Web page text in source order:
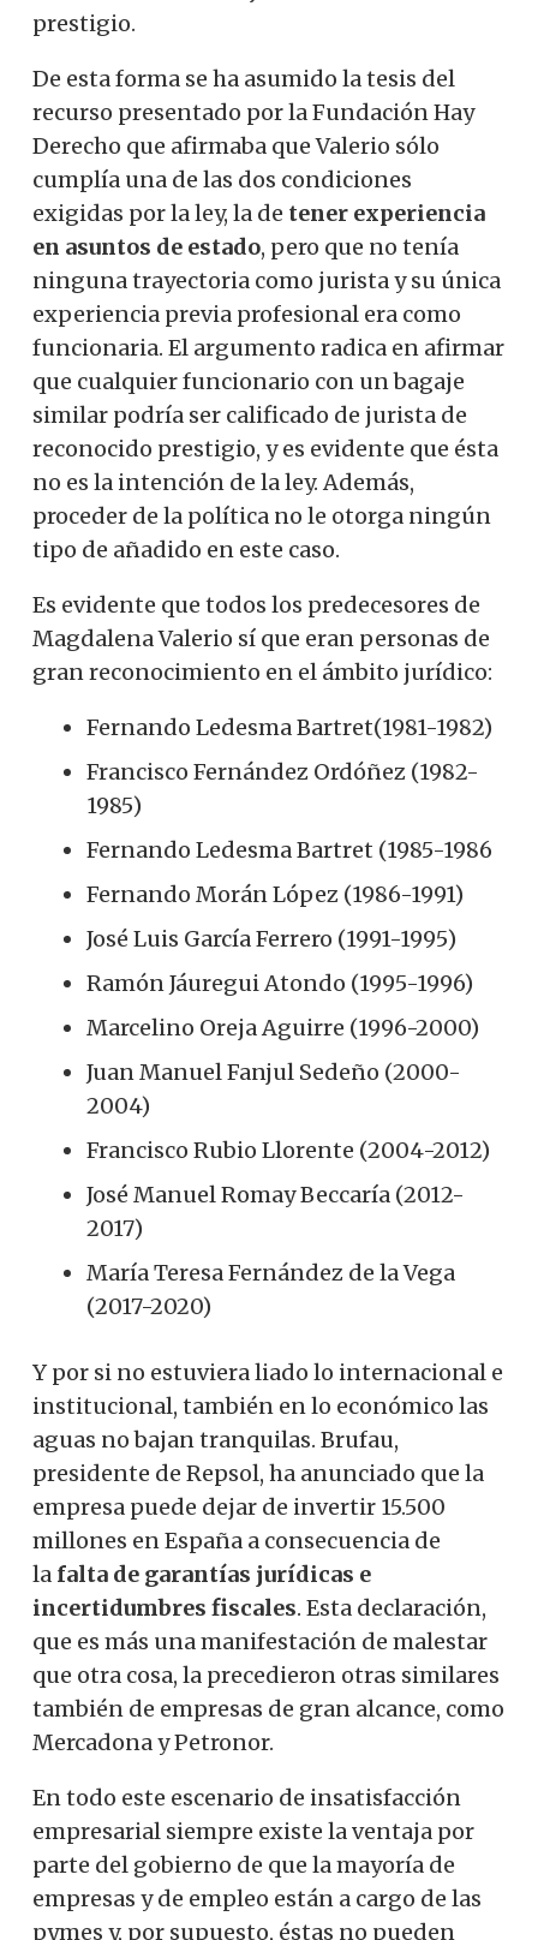
prestigio.
De esta forma se ha asumido la tesis del
recurso presentado por la Fundación Hay
Derecho que afirmaba que Valerio sólo
cumplía una de las dos condiciones
exigidas por la ley, la de tener experiencia
en asuntos de estado, pero que no tenía
ninguna trayectoria como jurista y su única
experiencia previa profesional era como
funcionaria. El argumento radica en afirmar
que cualquier funcionario con un bagaje
similar podría ser calificado de jurista de
reconocido prestigio, y es evidente que ésta
no es la intención de la ley. Además,
proceder de la política no le otorga ningún
tipo de añadido en este caso.
Es evidente que todos los predecesores de
Magdalena Valerio sí que eran personas de
gran reconocimiento en el ámbito jurídico:
Fernando Ledesma Bartret(1981-1982)
Francisco Fernández Ordóñez (1982-
1985)
Fernando Ledesma Bartret (1985-1986
Fernando Morán López (1986-1991)
José Luis García Ferrero (1991-1995)
Ramón Jáuregui Atondo (1995-1996)
Marcelino Oreja Aguirre (1996-2000)
Juan Manuel Fanjul Sedeño (2000-
2004)
Francisco Rubio Llorente (2004-2012)
José Manuel Romay Beccaría (2012-
2017)
María Teresa Fernández de la Vega
(2017-2020)
Y por si no estuviera liado lo internacional e
institucional, también en lo económico las
aguas no bajan tranquilas. Brufau,
presidente de Repsol, ha anunciado que la
empresa puede dejar de invertir 15.500
millones en España a consecuencia de
la falta de garantías jurídicas e
incertidumbres fiscales. Esta declaración,
que es más una manifestación de malestar
que otra cosa, la precedieron otras similares
también de empresas de gran alcance, como
Mercadona y Petronor.
En todo este escenario de insatisfacción
empresarial siempre existe la ventaja por
parte del gobierno de que la mayoría de
empresas y de empleo están a cargo de las
pymes y, por supuesto, éstas no pueden